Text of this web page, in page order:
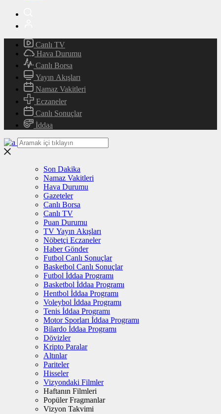
Canlı TV
Hava Durumu
Canlı Borsa
Yayın Akışları
Namaz Vakitleri
Eczaneler
Canlı Sonuçlar
İddaa
Son Dakika
Namaz Vakitleri
Hava Durumu
Gazeteler
Canlı Borsa
Canlı TV
Puan Durumu
TV Yayın Akışları
Nöbetçi Eczaneler
Haber Gönder
Futbol Canlı Sonuçlar
Basketbol Canlı Sonuçlar
Futbol İddaa Programı
Basketbol İddaa Programı
Hentbol İddaa Programı
Voleybol İddaa Programı
Tenis İddaa Programı
Motor Sporları İddaa Programı
Bilardo İddaa Programı
Dövizler
Kripto Paralar
Altınlar
Pariteler
Hisseler
Vizyondaki Filmler
Haftanın Filmleri
Popüler Fragmanlar
Vizyon Takvimi